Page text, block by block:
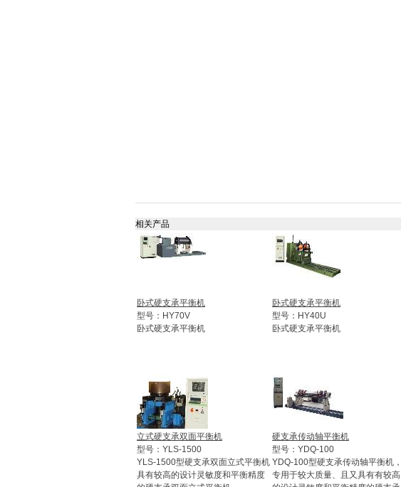
相关产品
卧式硬支承平衡机
型号：HY70V
卧式硬支承平衡机
卧式硬支承平衡机
型号：HY40U
卧式硬支承平衡机
立式硬支承双面平衡机
型号：YLS-1500
YLS-1500型硬支承双面立式平衡机
具有较高的设计灵敏度和平衡精度
硬支承传动轴平衡机
型号：YDQ-100
YDQ-100型硬支承传动轴平衡机，
专用于较大质量、且又具有有较高